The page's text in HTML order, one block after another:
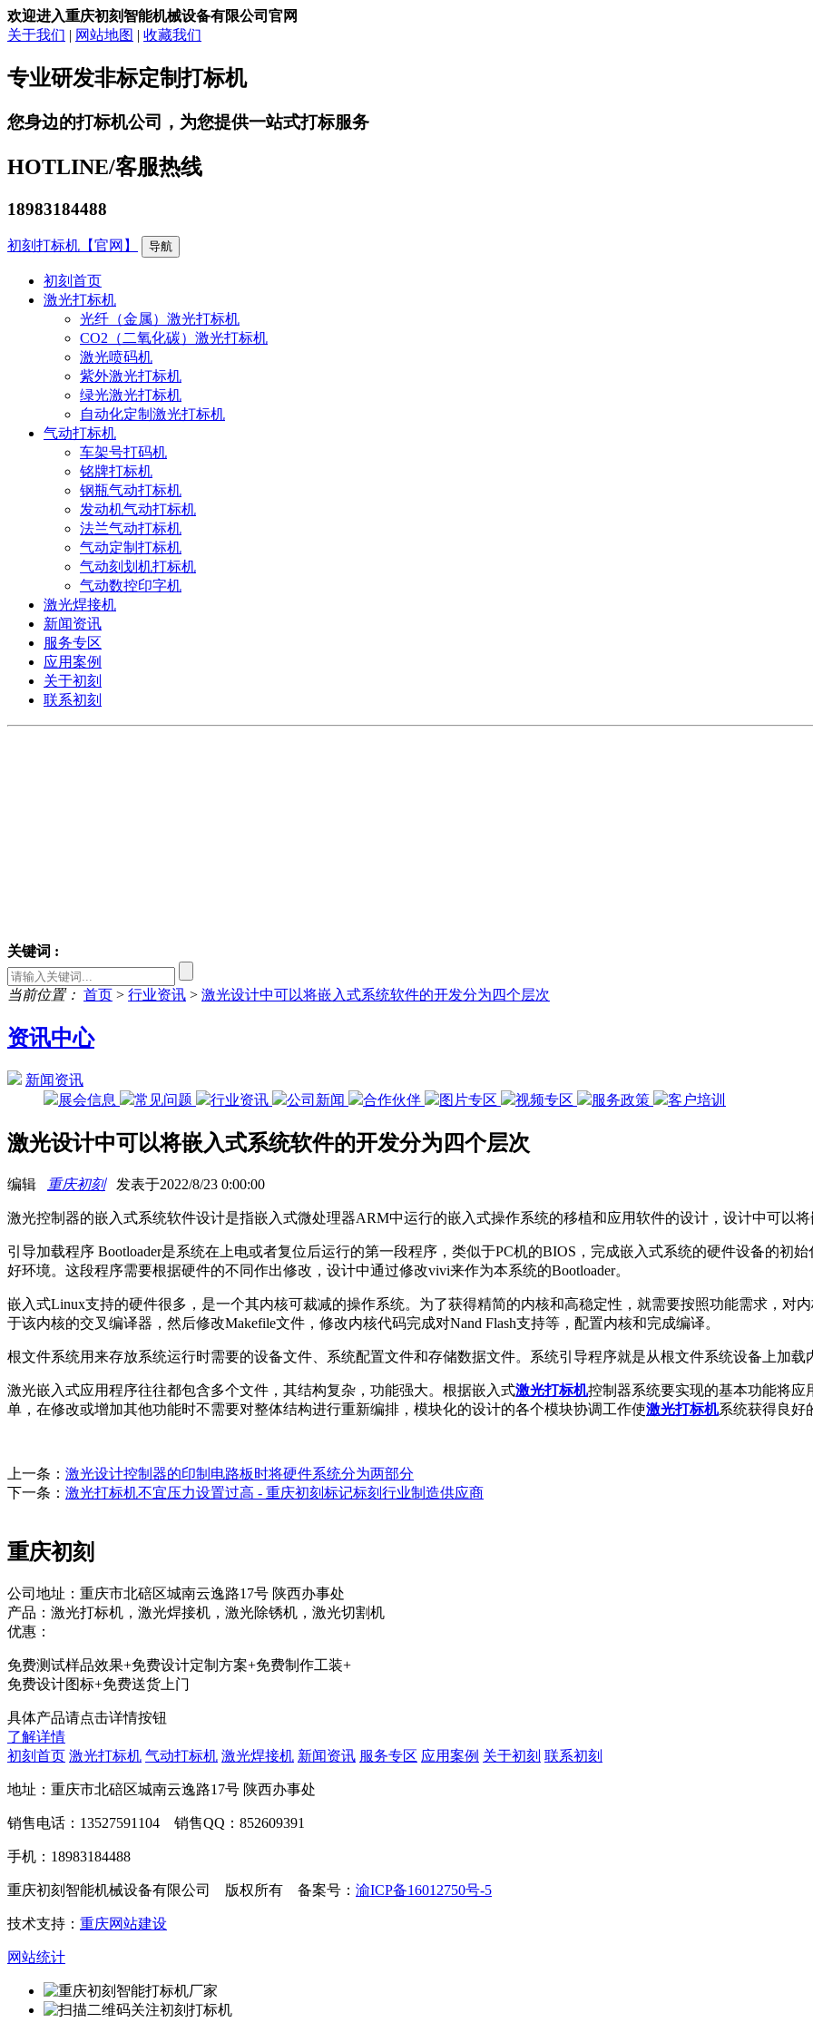
欢迎进入重庆初刻智能机械设备有限公司官网
关于我们 | 网站地图 | 收藏我们
专业研发非标定制打标机
您身边的打标机公司，为您提供一站式打标服务
HOTLINE/客服热线
18983184488
初刻打标机【官网】 导航
初刻首页
激光打标机
光纤（金属）激光打标机
CO2（二氧化碳）激光打标机
激光喷码机
紫外激光打标机
绿光激光打标机
自动化定制激光打标机
气动打标机
车架号打码机
铭牌打标机
钢瓶气动打标机
发动机气动打标机
法兰气动打标机
气动定制打标机
气动刻划机打标机
气动数控印字机
激光焊接机
新闻资讯
服务专区
应用案例
关于初刻
联系初刻
关键词 :
当前位置： 首页 > 行业资讯 > 激光设计中可以将嵌入式系统软件的开发分为四个层次
资讯中心
新闻资讯
展会信息
常见问题 行业资讯 公司新闻 合作伙伴 图片专区 视频专区 服务政策 客户培训
激光设计中可以将嵌入式系统软件的开发分为四个层次
编辑 重庆初刻发表于2022/8/23 0:00:00
激光控制器的嵌入式系统软件设计是指嵌入式微处理器ARM中运行的嵌入式操作系统的移植和应用软件的设计，设计中可以将
引导加载程序 Bootloader是系统在上电或者复位后运行的第一段程序，类似于PC机的BIOS，完成嵌入式系统的硬件设备的初
好环境。这段程序需要根据硬件的不同作出修改，设计中通过修改vivi来作为本系统的Bootloader。
嵌入式Linux支持的硬件很多，是一个其内核可裁减的操作系统。为了获得精简的内核和高稳定性，就需要按照功能需求，对
于该内核的交叉编译器，然后修改Makefile文件，修改内核代码完成对Nand Flash支持等，配置内核和完成编译。
根文件系统用来存放系统运行时需要的设备文件、系统配置文件和存储数据文件。系统引导程序就是从根文件系统设备上加载
激光嵌入式应用程序往往都包含多个文件，其结构复杂，功能强大。根据嵌入式激光打标机控制器系统要实现的基本功能将
单，在修改或增加其他功能时不需要对整体结构进行重新编排，模块化的设计的各个模块协调工作使激光打标机系统获得良好
上一条： 激光设计控制器的印制电路板时将硬件系统分为两部分
下一条： 激光打标机不宜压力设置过高 - 重庆初刻标记标刻行业制造供应商
重庆初刻
公司地址：重庆市北碚区城南云逸路17号 陕西办事处
产品：激光打标机，激光焊接机，激光除锈机，激光切割机
优惠：
免费测试样品效果+免费设计定制方案+免费制作工装+
免费设计图标+免费送货上门
具体产品请点击详情按钮
了解详情
初刻首页 激光打标机 气动打标机 激光焊接机 新闻资讯 服务专区 应用案例 关于初刻 联系初刻
地址：重庆市北碚区城南云逸路17号 陕西办事处
销售电话：13527591104 销售QQ：852609391
手机：18983184488
重庆初刻智能机械设备有限公司 版权所有 备案号： 渝ICP备16012750号-5
技术支持： 重庆网站建设
网站统计